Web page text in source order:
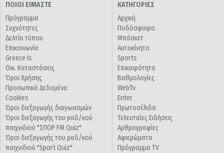
ΠΟΙΟΙ ΕΙΜΑΣΤΕ
Πρόγραμμα
Συχνότητες
Δελτία τύπου
Επικοινωνία
Greece Is
Οικ. Καταστάσεις
Όροι Χρήσης
Προσωπικά Δεδομένα
Cookies
Όροι διεξαγωγής διαγωνισμών
Όροι διεξαγωγής του ραδ/κού
παιχνιδιού "ΣΠΟΡ FM Quiz"
Όροι διεξαγωγής του ραδ/κού
παιχνιδιού "Sport Quiz"
ΚΑΤΗΓΟΡΙΕΣ
Αρχική
Ποδόσφαιρο
Μπάσκετ
Αυτοκίνητο
Sports
Επικαιρότητα
Βαθμολογίες
WebTv
Enter
Πρωτοσέλιδα
Τελευταίες Ειδήσεις
Αρθρογραφίες
Αφιερώματα
Πρόγραμμα TV